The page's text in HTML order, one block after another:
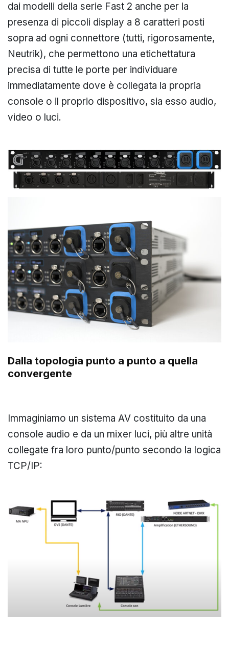
dai modelli della serie Fast 2 anche per la
presenza di piccoli display a 8 caratteri posti
sopra ad ogni connettore (tutti, rigorosamente,
Neutrik), che permettono una etichettatura
precisa di tutte le porte per individuare
immediatamente dove è collegata la propria
console o il proprio dispositivo, sia esso audio,
video o luci.
Dalla topologia punto a punto a quella
convergente
Immaginiamo un sistema AV costituito da una
console audio e da un mixer luci, più altre unità
collegate fra loro punto/punto secondo la logica
TCP/IP: